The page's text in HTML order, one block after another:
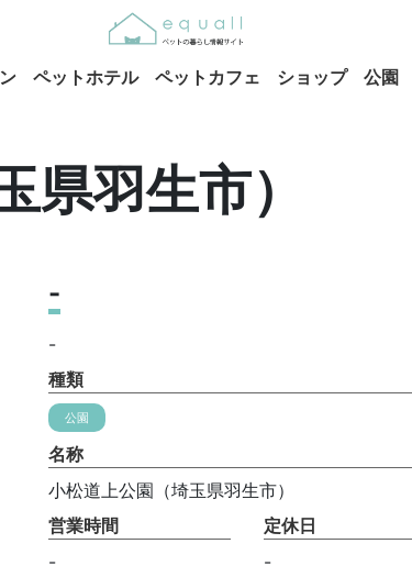
ペットホテル ペットカフェ ショップ 公園
県羽生市）
-
-
種類
公園
名称
小松道上公園（埼玉県羽生市）
営業時間
-
定休日
-